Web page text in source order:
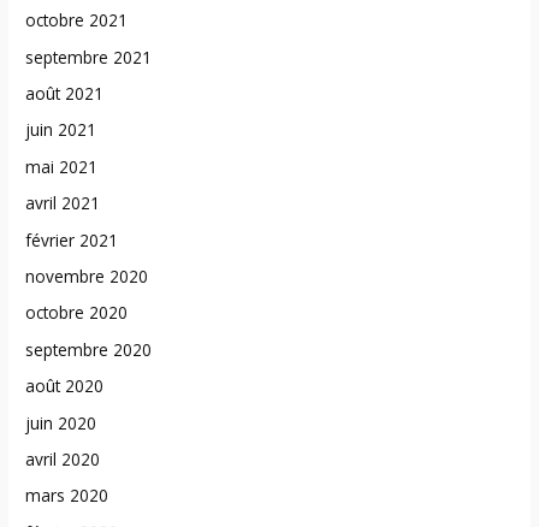
octobre 2021
septembre 2021
août 2021
juin 2021
mai 2021
avril 2021
février 2021
novembre 2020
octobre 2020
septembre 2020
août 2020
juin 2020
avril 2020
mars 2020